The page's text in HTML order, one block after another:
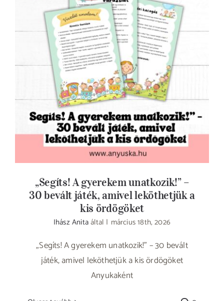
„Segíts! A gyerekem unatkozik!” – 30 bevált
játék, amivel leköthetjük a kis ördögöket
„Segíts! A gyerekem unatkozik!” –
30 bevált játék, amivel leköthetjük a
kis ördögöket
Ihász Anitaáltal | március 18th, 2026
„Segíts! A gyerekem unatkozik!” – 30 bevált
játék, amivel leköthetjük a kis ördögöket
Anyukaként